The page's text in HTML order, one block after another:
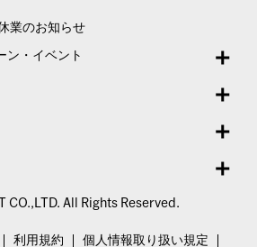
業のお知らせ
ン・イベント
CO.,LTD. All Rights Reserved.
利用規約 個人情報取り扱い規定